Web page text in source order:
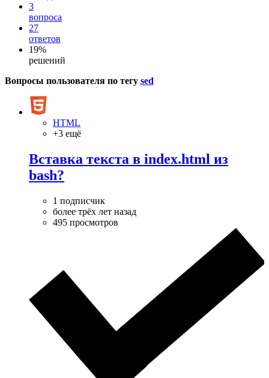
3
вопроса
27
ответов
19%
решений
Вопросы пользователя по тегу sed
HTML
+3 ещё
Вставка текста в index.html из
bash?
1 подписчик
более трёх лет назад
495 просмотров